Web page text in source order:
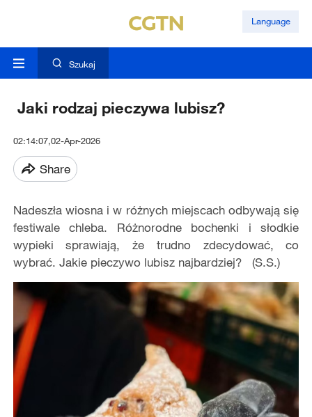
Language
Szukaj
Jaki rodzaj pieczywa lubisz?
02:14:07,02-Apr-2026
Share
Nadeszła wiosna i w różnych miejscach odbywają się
festiwale chleba. Różnorodne bochenki i słodkie
wypieki sprawiają, że trudno zdecydować, co
wybrać. Jakie pieczywo lubisz najbardziej? (S.S.)